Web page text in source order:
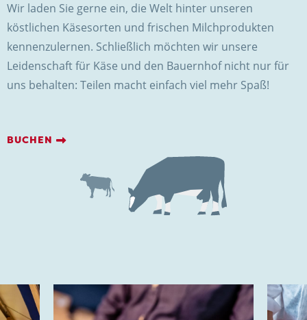
Hofkäserei Weenink
Elmersweg 3
7137 HG Lievelde
Niederlande
Trots op de Achterhoek! | © Kaasboerderij Weenink
2026
Wir laden Sie gerne ein, die Welt hinter unseren
köstlichen Käsesorten und frischen Milchprodukten
kennenzulernen. Schließlich möchten wir unsere
Leidenschaft für Käse und den Bauernhof nicht nur für
uns behalten: Teilen macht einfach viel mehr Spaß!
BUCHEN